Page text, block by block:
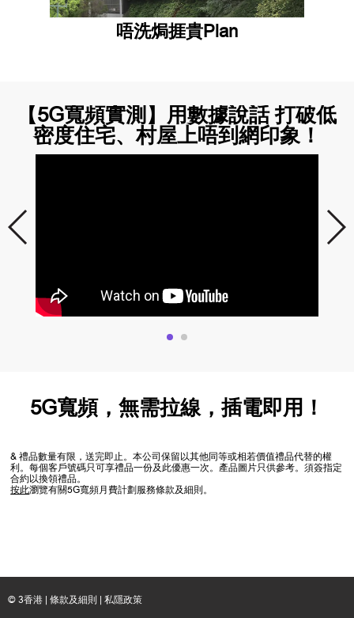
唔洗焗捱貴Plan
【5G寬頻實測】用數據說話 打破低
密度住宅、村屋上唔到網印象！
5G寬頻，無需拉線，插電即用！
& 禮品數量有限，送完即止。本公司保留以其他同等或相若價值禮品代替的權
利。每個客戶號碼只可享禮品一份及此優惠一次。產品圖片只供參考。須簽指定
合約以換領禮品。
按此瀏覽有關5G寬頻月費計劃服務條款及細則。
© 3香港 | 條款及細則 私隱政策